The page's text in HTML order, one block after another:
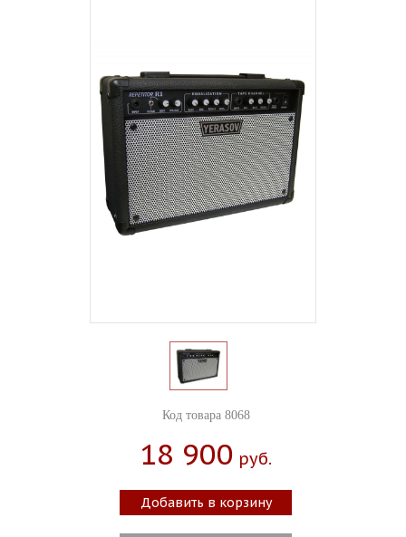
Код товара 8068
18 900 Руб.
Добавить в корзину